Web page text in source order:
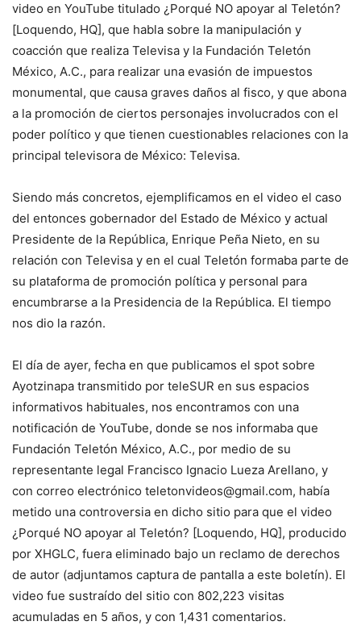
video en YouTube titulado ¿Porqué NO apoyar al Teletón?
[Loquendo, HQ], que habla sobre la manipulación y
coacción que realiza Televisa y la Fundación Teletón
México, A.C., para realizar una evasión de impuestos
monumental, que causa graves daños al fisco, y que abona
a la promoción de ciertos personajes involucrados con el
poder político y que tienen cuestionables relaciones con la
principal televisora de México: Televisa.
Siendo más concretos, ejemplificamos en el video el caso
del entonces gobernador del Estado de México y actual
Presidente de la República, Enrique Peña Nieto, en su
relación con Televisa y en el cual Teletón formaba parte de
su plataforma de promoción política y personal para
encumbrarse a la Presidencia de la República. El tiempo
nos dio la razón.
El día de ayer, fecha en que publicamos el spot sobre
Ayotzinapa transmitido por teleSUR en sus espacios
informativos habituales, nos encontramos con una
notificación de YouTube, donde se nos informaba que
Fundación Teletón México, A.C., por medio de su
representante legal Francisco Ignacio Lueza Arellano, y
con correo electrónico teletonvideos@gmail.com, había
metido una controversia en dicho sitio para que el video
¿Porqué NO apoyar al Teletón? [Loquendo, HQ], producido
por XHGLC, fuera eliminado bajo un reclamo de derechos
de autor (adjuntamos captura de pantalla a este boletín). El
video fue sustraído del sitio con 802,223 visitas
acumuladas en 5 años, y con 1,431 comentarios.